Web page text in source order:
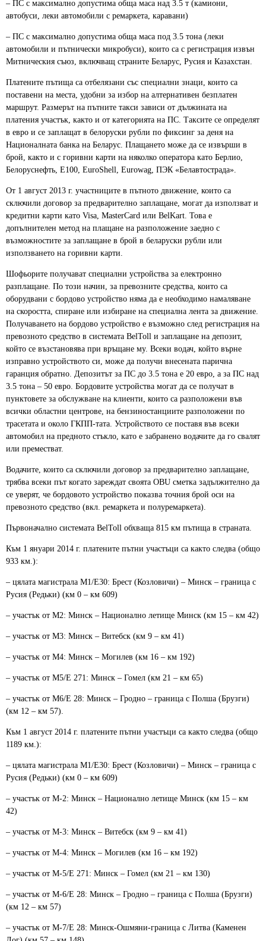
– ПС с максимално допустима обща маса над 3.5 т (камиони,
автобуси, леки автомобили с ремаркета, каравани)
– ПС с максимално допустима обща маса под 3.5 тона (леки
автомобили и пътнически микробуси), които са с регистрация извън
Митническия съюз, включващ страните Беларус, Русия и Казахстан.
Платените пътища са отбелязани със специални знаци, които са
поставени на места, удобни за избор на алтернативен безплатен
маршрут. Размерът на пътните такси зависи от дължината на
платения участък, както и от категорията на ПС. Таксите се определят
в евро и се заплащат в белоруски рубли по фиксинг за деня на
Националната банка на Беларус. Плащането може да се извърши в
брой, както и с горивни карти на няколко оператора като Берлио,
Белоруснефть, E100, EuroShell, Eurowag, ПЭК «Белавтострада».
От 1 август 2013 г. участниците в пътното движение, които са
сключили договор за предварително заплащане, могат да използват и
кредитни карти като Visa, MasterCard или BelKart. Това е
допълнителен метод на плащане на разположение заедно с
възможностите за заплащане в брой в беларуски рубли или
използването на горивни карти.
Шофьорите получават специални устройства за електронно
разплащане. По този начин, за превозните средства, които са
оборудвани с бордово устройство няма да е необходимо намаляване
на скоростта, спиране или избиране на специална лента за движение.
Получаването на бордово устройство е възможно след регистрация на
превозното средство в системата BelToll и заплащане на депозит,
който се възстановява при връщане му. Всеки водач, който върне
изправно устройството си, може да получи внесената парична
гаранция обратно. Депозитът за ПС до 3.5 тона е 20 евро, а за ПС над
3.5 тона – 50 евро. Бордовите устройства могат да се получат в
пунктовете за обслужване на клиенти, които са разположени във
всички областни центрове, на бензиностанциите разположени по
трасетата и около ГКПП-тата. Устройството се поставя във всеки
автомобил на предното стъкло, като е забранено водачите да го свалят
или преместват.
Водачите, които са сключили договор за предварително заплащане,
трябва всеки път когато зареждат своята OBU сметка задължително да
се уверят, че бордовото устройство показва точния брой оси на
превозното средство (вкл. ремаркета и полуремаркета).
Първоначално системата BelToll обхваща 815 км пътища в страната.
Към 1 януари 2014 г. платените пътни участъци са както следва (общо
933 км.):
– цялата магистрала М1/Е30: Брест (Козловичи) – Минск – граница с
Русия (Редьки) (км 0 – км 609)
– участък от M2: Минск – Национално летище Минск (км 15 – км 42)
– участък от M3: Минск – Витебск (км 9 – км 41)
– участък от M4: Минск – Могилев (км 16 – км 192)
– участък от M5/Е 271: Минск – Гомел (км 21 – км 65)
– участък от M6/Е 28: Минск – Гродно – граница с Полша (Брузги)
(км 12 – км 57).
Към 1 август 2014 г. платените пътни участъци са както следва (общо
1189 км.):
– цялата магистрала М1/Е30: Брест (Козловичи) – Минск – граница с
Русия (Редьки) (км 0 – км 609)
– участък от M-2: Минск – Национално летище Минск (км 15 – км
42)
– участък от M-3: Минск – Витебск (км 9 – км 41)
– участък от M-4: Минск – Могилев (км 16 – км 192)
– участък от M-5/Е 271: Минск – Гомел (км 21 – км 130)
– участък от M-6/Е 28: Минск – Гродно – граница с Полша (Брузги)
(км 12 – км 57)
– участък от М-7/Е 28: Минск-Ошмяни-граница с Литва (Каменен